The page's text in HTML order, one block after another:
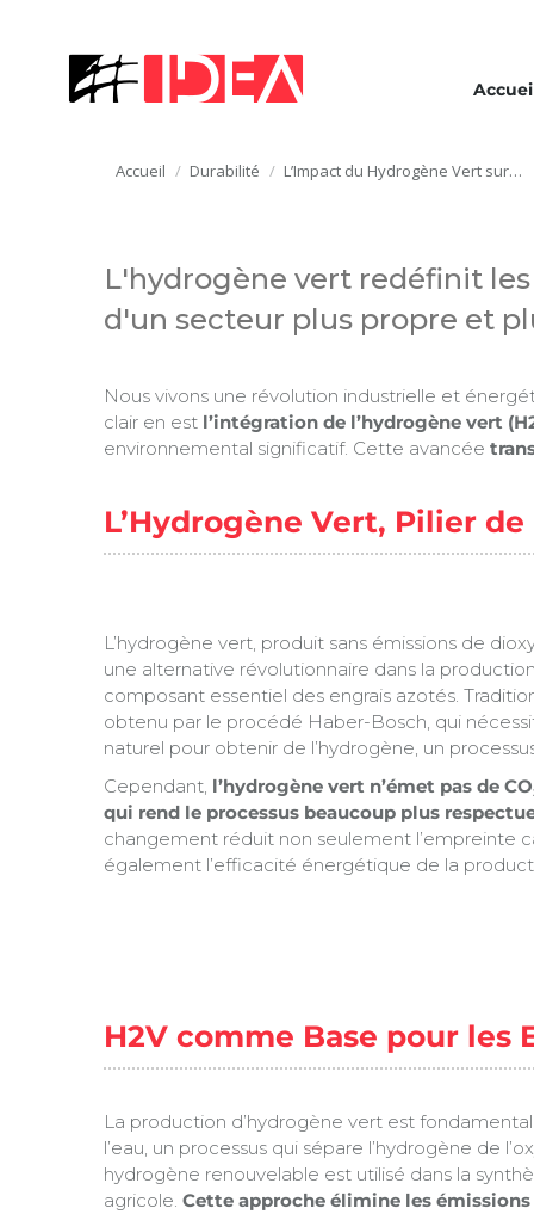
Vous êtes ici :
Accueil Durabilité L’Impact du Hydrogène Vert sur…
L'hydrogène vert redéfinit
d'un secteur plus propre et
Nous vivons une révolution industrielle et
clair en est l’intégration de l’hydrogène vert
environnemental significatif. Cette avancée
L’Hydrogène Vert, Pilier
L’hydrogène vert, produit sans émissions de
une alternative révolutionnaire dans la
composant essentiel des engrais azotés.
obtenu par le procédé Haber-Bosch, qui
naturel pour obtenir de l’hydrogène, un
Cependant, l’hydrogène vert n’émet pas de
qui rend le processus beaucoup plus
changement réduit non seulement l’empreinte
également l’efficacité énergétique de la
H2V comme Base pour les
La production d’hydrogène vert est
l’eau, un processus qui sépare l’hydrogène de
hydrogène renouvelable est utilisé dans la
agricole. Cette approche élimine les